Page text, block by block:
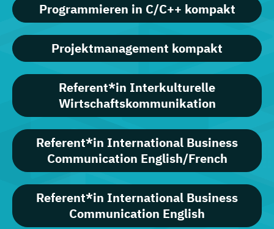
Programmieren in C/C++ kompakt
Projektmanagement kompakt
Referent*in Interkulturelle
Wirtschaftskommunikation
Referent*in International Business
Communication English/French
Referent*in International Business
Communication English